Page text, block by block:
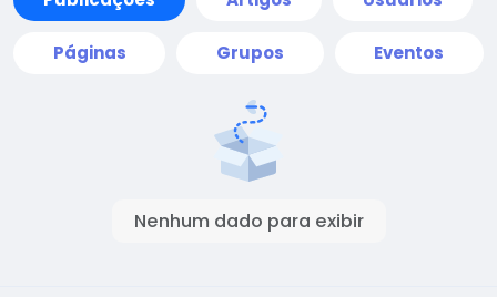
Páginas Grupos Eventos
Nenhum dado para exibir